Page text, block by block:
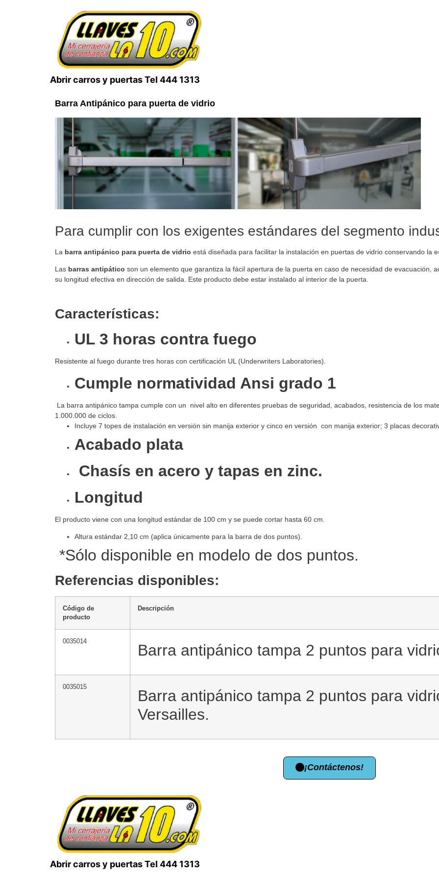
Abrir carros y puertas Tel 444 1313
Barra Antipánico para puerta de vidrio
Para cumplir con los exigentes estándares del segmento
La barra antipánico para puerta de vidrio está diseñada para facilitar la instalación en puertas de vidrio conservando la
Las barras antipático son un elemento que garantiza la fácil apertura de la puerta en caso de necesidad de evacuación,
su longitud efectiva en dirección de salida. Este producto debe estar instalado al interior de la puerta.
Características:
UL 3 horas contra fuego
Resistente al fuego durante tres horas con certificación UL (Underwriters Laboratories).
Cumple normatividad Ansi grado 1
La barra antipánico tampa cumple con un nivel alto en diferentes pruebas de seguridad, acabados, resistencia de los
1.000.000 de ciclos.
Incluye 7 topes de instalación en versión sin manija exterior y cinco en versión con manija exterior; 3 placas
Acabado plata
Chasís en acero y tapas en zinc.
Longitud
El producto viene con una longitud estándar de 100 cm y se puede cortar hasta 60 cm.
Altura estándar 2,10 cm (aplica únicamente para la barra de dos puntos).
*Sólo disponible en modelo de dos puntos.
Referencias disponibles:
Código de
producto
Descripción
0035014 Barra antipánico tampa 2 puntos para
0035015
Barra antipánico tampa 2 puntos para
Versailles.
¡Contáctenos!
Abrir carros y puertas Tel 444 1313